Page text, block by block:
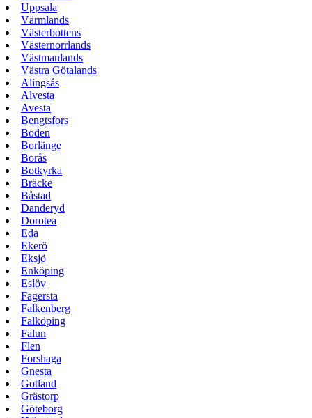
Uppsala
Värmlands
Västerbottens
Västernorrlands
Västmanlands
Västra Götalands
Alingsås
Alvesta
Avesta
Bengtsfors
Boden
Borlänge
Borås
Botkyrka
Bräcke
Båstad
Danderyd
Dorotea
Eda
Ekerö
Eksjö
Enköping
Eslöv
Fagersta
Falkenberg
Falköping
Falun
Flen
Forshaga
Gnesta
Gotland
Grästorp
Göteborg